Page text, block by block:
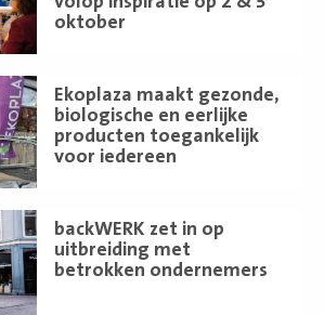
oktober
Ekoplaza maakt gezonde,
biologische en eerlijke
producten toegankelijk
voor iedereen
backWERK zet in op
uitbreiding met
betrokken ondernemers